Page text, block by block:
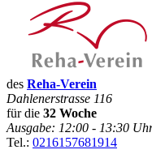
des Reha-Verein
Dahlenerstrasse 116
für die 32 Woche
Ausgabe: 12:00 - 13:30
Tel.: 0216157681914